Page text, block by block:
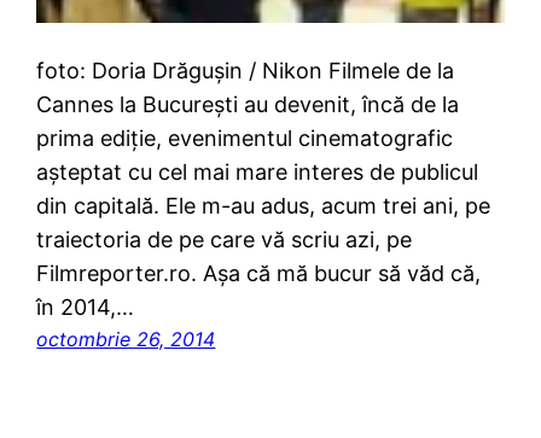
foto: Doria Drăgușin / Nikon Filmele de la
Cannes la București au devenit, încă de la
prima ediție, evenimentul cinematografic
așteptat cu cel mai mare interes de publicul
din capitală. Ele m-au adus, acum trei ani, pe
traiectoria de pe care vă scriu azi, pe
Filmreporter.ro. Așa că mă bucur să văd că,
în 2014,…
octombrie 26, 2014